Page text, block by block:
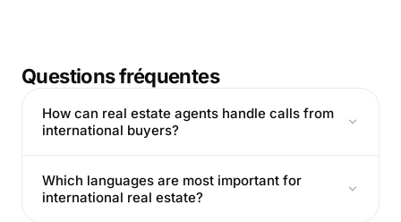
Questions fréquentes
How can real estate agents handle calls from
international buyers?
Which languages are most important for
international real estate?